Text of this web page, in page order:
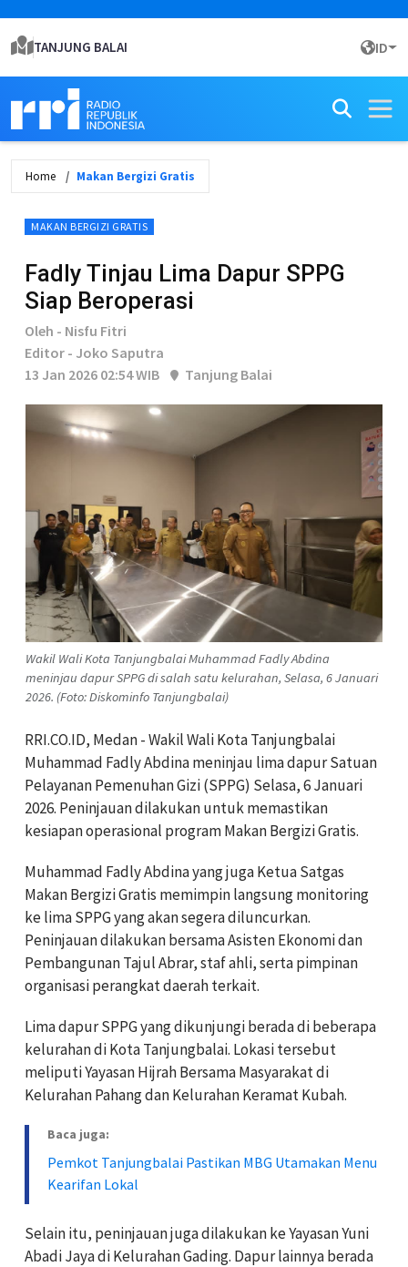
TANJUNG BALAI ID
Home Makan Bergizi Gratis
MAKAN BERGIZI GRATIS
Fadly Tinjau Lima Dapur SPPG
Siap Beroperasi
Oleh - Nisfu Fitri
Editor - Joko Saputra
13 Jan 2026 02:54 WIB
Tanjung Balai
Wakil Wali Kota Tanjungbalai Muhammad Fadly Abdina
meninjau dapur SPPG di salah satu kelurahan, Selasa, 6 Januari
2026. (Foto: Diskominfo Tanjungbalai)
RRI.CO.ID, Medan - Wakil Wali Kota Tanjungbalai
Muhammad Fadly Abdina meninjau lima dapur Satuan
Pelayanan Pemenuhan Gizi (SPPG) Selasa, 6 Januari
2026. Peninjauan dilakukan untuk memastikan
kesiapan operasional program Makan Bergizi Gratis.
Muhammad Fadly Abdina yang juga Ketua Satgas
Makan Bergizi Gratis memimpin langsung monitoring
ke lima SPPG yang akan segera diluncurkan.
Peninjauan dilakukan bersama Asisten Ekonomi dan
Pembangunan Tajul Abrar, staf ahli, serta pimpinan
organisasi perangkat daerah terkait.
Lima dapur SPPG yang dikunjungi berada di beberapa
kelurahan di Kota Tanjungbalai. Lokasi tersebut
meliputi Yayasan Hijrah Bersama Masyarakat di
Kelurahan Pahang dan Kelurahan Keramat Kubah.
Baca juga:
Pemkot Tanjungbalai Pastikan MBG Utamakan Menu
Kearifan Lokal
Selain itu, peninjauan juga dilakukan ke Yayasan Yuni
Abadi Jaya di Kelurahan Gading. Dapur lainnya berada